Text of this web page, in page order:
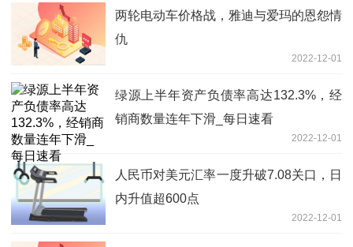
两轮电动车价格战，雅迪与爱玛的恩怨情
仇
2022-12-01
绿源上半年资产负债率高达132.3%，经
销商数量连年下滑_每日速看
2022-12-01
人民币对美元汇率一度升破7.08关口，日
内升值超600点
2022-12-01